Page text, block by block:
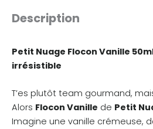
Description
Petit Nuage Flocon Vanille
irrésistible
T’es plutôt team gourmand,
Alors Flocon Vanille de Petit
Imagine une vanille crémeuse,